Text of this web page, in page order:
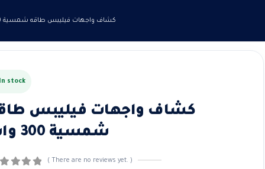
كشاف واجهات فيليبس طاقه شمسية 300 وات
stock
كشاف واجهات فيليبس
شمسية 300 وات
( There are no reviews yet. )